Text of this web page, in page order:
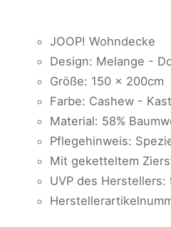
JOOP! Wohndecke
Design: Melange -
Größe: 150 x 200cm
Farbe: Cashew -
Material: 58%
Pflegehinweis:
Mit geketteltem
UVP des Herstellers: